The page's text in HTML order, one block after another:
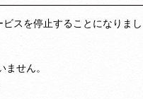
スを停止することになりま
せん。